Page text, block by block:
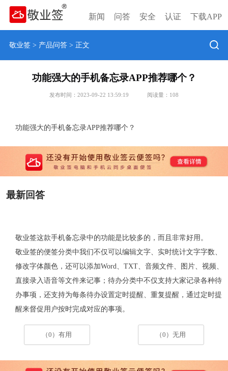
新闻 问答 安全 认证 下载APP
敬业签> 产品问答> 正文
功能强大的手机备忘录APP推荐哪个？
发布时间：2023-09-22 13:59:19 阅读量： 108
功能强大的手机备忘录APP推荐哪个？
最新回答
敬业签这款手机备忘录中的功能是比较多的，而且非常好用。
敬业签的便签分类中我们不仅可以编辑文字、实时统计文字字数、
修改字体颜色，还可以添加Word、TXT、音频文件、图片、视频、
直接录入语音等文件来记事；待办分类中不仅支持大家记录各种待
办事项，还支持为每条待办设置定时提醒、重复提醒，通过定时提
醒来督促用户按时完成对应的事项。
（0）有用 （0）无用